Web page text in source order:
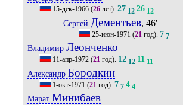
15-дек-1966(26лет). 27 12 26 12
Сергей Дементьев, 46'
25-июн-1971 (21 год).7 7
Владимир Леонченко
11-апр-1972(21год). 12 12 11 11
Александр Бородкин
1-окт-1971 (21 год). 7 7 4 4
Марат Минибаев